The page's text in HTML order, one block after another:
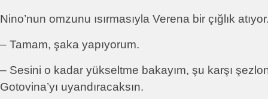
Nino’nun omzunu ısırmasıyla Verena bir çığlık
– Tamam, şaka yapıyorum.
– Sesini o kadar yükseltme bakayım, şu karşı
Gotovina’yı uyandıracaksın.